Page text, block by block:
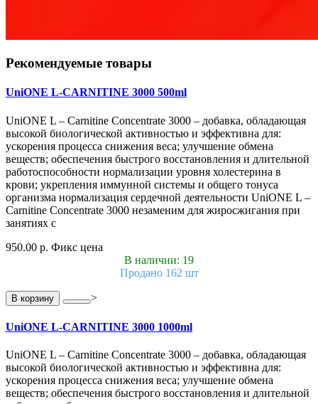
Рекомендуемые товары
UniONE L-CARNITINE 3000 500ml
UniONE L – Carnitine Concentrate 3000 – добавка, обладающая
высокой биологической активностью и эффективна для:
ускорения процесса снижения веса; улучшение обмена
веществ; обеспечения быстрого восстановления и длительной
работоспособности нормализации уровня холестерина в
крови; укрепления иммунной системы и общего тонуса
организма нормализация сердечной деятельности UniONE L –
Carnitine Concentrate 3000 незаменим для жиросжигания при
занятиях с
950.00 р. Фикс цена
В наличии: 19
Продано 162 шт
В корзину >
UniONE L-CARNITINE 3000 1000ml
UniONE L – Carnitine Concentrate 3000 – добавка, обладающая
высокой биологической активностью и эффективна для:
ускорения процесса снижения веса; улучшение обмена
веществ; обеспечения быстрого восстановления и длительной